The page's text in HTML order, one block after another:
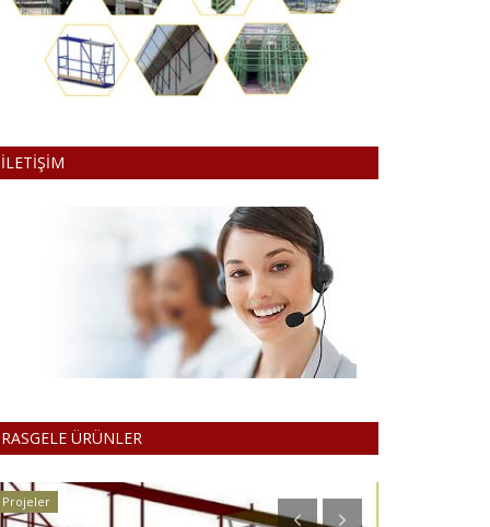
İLETİŞİM
RASGELE ÜRÜNLER
Projeler